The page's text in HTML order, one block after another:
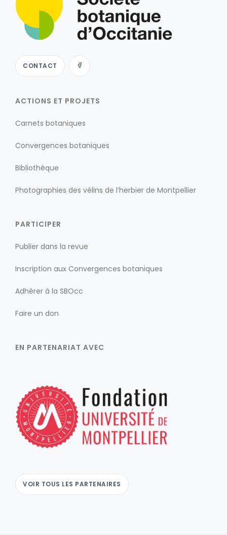
CONTACT
ACTIONS ET PROJETS
Carnets botaniques
Convergences botaniques
Bibliothèque
Photographies des vélins de l’herbier de Montpellier
PARTICIPER
Publier dans la revue
Inscription aux Convergences botaniques
Adhérer à la SBOcc
Faire un don
EN PARTENARIAT AVEC
VOIR TOUS LES PARTENAIRES